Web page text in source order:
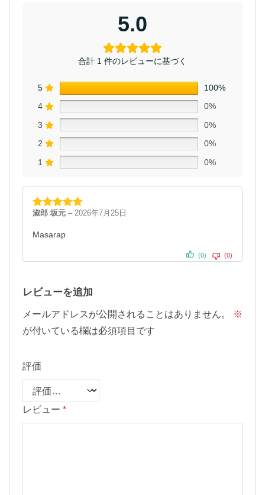
5.0
合計 1 件のレビューに基づく
5
100%
4
0%
3
0%
2
0%
1
0%
5段階中 5の
淑郎 坂元 – 2026年7月25日
Masarap
(0) (0)
レビューを追加
メールアドレスが公開されることはありません。
※
が付いている欄は必須項目です
評価
レビュー *